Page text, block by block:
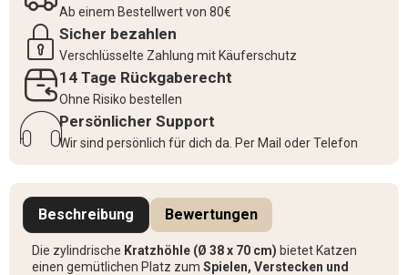
Ab einem Bestellwert von 80€
Sicher bezahlen
Verschlüsselte Zahlung mit Käuferschutz
14 Tage Rückgaberecht
Ohne Risiko bestellen
Persönlicher Support
Wir sind persönlich für dich da. Per Mail oder Telefon
Beschreibung Bewertungen
Die zylindrische Kratzhöhle (Ø 38 x 70 cm) bietet Katzen
einen gemütlichen Platz zum Spielen, Verstecken und